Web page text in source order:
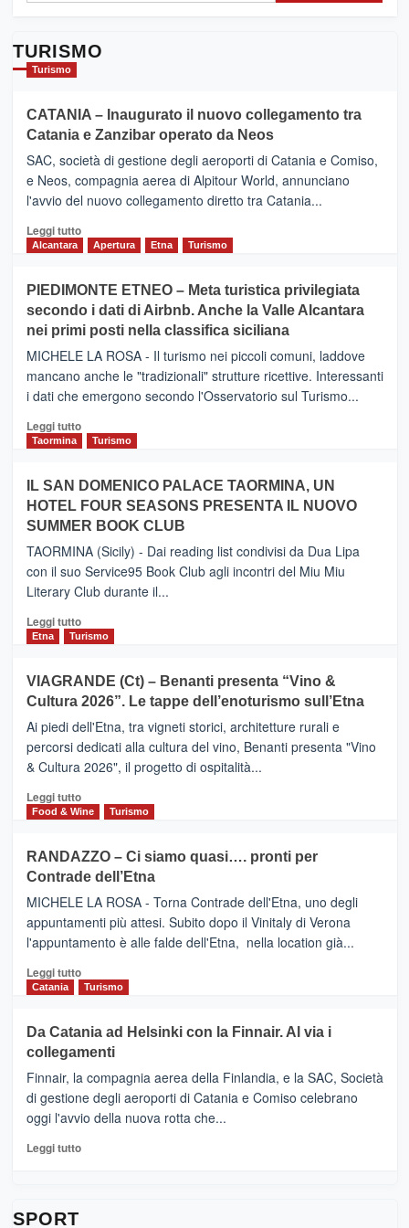
TURISMO
Turismo
CATANIA – Inaugurato il nuovo collegamento tra
Catania e Zanzibar operato da Neos
SAC, società di gestione degli aeroporti di Catania e Comiso,
e Neos, compagnia aerea di Alpitour World, annunciano
l'avvio del nuovo collegamento diretto tra Catania...
Leggi tuttoLeggi
CATANIA
–
Inaugurato
il
nuovo
collegamento
tra
e
Zanzibar
da
Neos
Alcantara Apertura Etna Turismo
PIEDIMONTE ETNEO – Meta turistica privilegiata
secondo i dati di Airbnb. Anche la Valle Alcantara
nei primi posti nella classifica siciliana
MICHELE LA ROSA - Il turismo nei piccoli comuni, laddove
mancano anche le "tradizionali" strutture ricettive. Interessanti
i dati che emergono secondo l'Osservatorio sul Turismo...
Leggi tuttoLeggi
PIEDIMONTE
ETNEO
–
Meta
turistica
privilegiata
secondo
dati
di
Anche
la
Alcantara
nei
primi
nella
classifica
Taormina Turismo
IL SAN DOMENICO PALACE TAORMINA, UN
HOTEL FOUR SEASONS PRESENTA IL NUOVO
SUMMER BOOK CLUB
TAORMINA (Sicily) - Dai reading list condivisi da Dua Lipa
con il suo Service95 Book Club agli incontri del Miu Miu
Literary Club durante il...
Leggi tuttoLeggi
di
IL
SAN
DOMENICO
PALACE
TAORMINA,
UN
HOTEL
FOUR
IL
NUOVO
SUMMER
CLUB
Etna Turismo
VIAGRANDE (Ct) – Benanti presenta “Vino &
Cultura 2026”. Le tappe dell’enoturismo sull’Etna
Ai piedi dell'Etna, tra vigneti storici, architetture rurali e
percorsi dedicati alla cultura del vino, Benanti presenta "Vino
& Cultura 2026", il progetto di ospitalità...
Leggi tuttoLeggi
di
VIAGRANDE
(Ct)
–
Benanti
presenta
“Vino
&
Cultura
tappe
dell’enoturismo
Food & Wine Turismo
RANDAZZO – Ci siamo quasi…. pronti per
Contrade dell’Etna
MICHELE LA ROSA - Torna Contrade dell'Etna, uno degli
appuntamenti più attesi. Subito dopo il Vinitaly di Verona
l'appuntamento è alle falde dell'Etna, nella location già...
Leggi tuttoLeggi
di
RANDAZZO
–
Ci
siamo
quasi….
pronti
per
Catania Turismo
Da Catania ad Helsinki con la Finnair. Al via i
collegamenti
Finnair, la compagnia aerea della Finlandia, e la SAC, Società
di gestione degli aeroporti di Catania e Comiso celebrano
oggi l'avvio della nuova rotta che...
Leggi tuttoLeggi
SPORT